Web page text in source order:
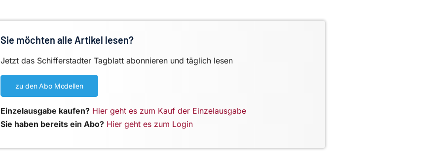
Sie möchten alle Artikel lesen?
Jetzt das Schifferstadter Tagblatt abonnieren und täglich lesen
zu den Abo Modellen
Einzelausgabe kaufen? Hier geht es zum Kauf der Einzelausgabe
Sie haben bereits ein Abo? Hier geht es zum Login